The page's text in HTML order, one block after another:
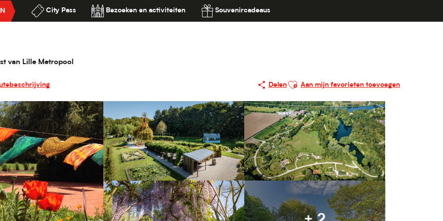
City Pass Bezoeken en activiteiten Souvenircadeaus
van Lille Metropool
en tuinen Mosaïc - Le jardin des cultures
Delen
Ajouter aux favoris
Aan mijn favorieten toevoegen